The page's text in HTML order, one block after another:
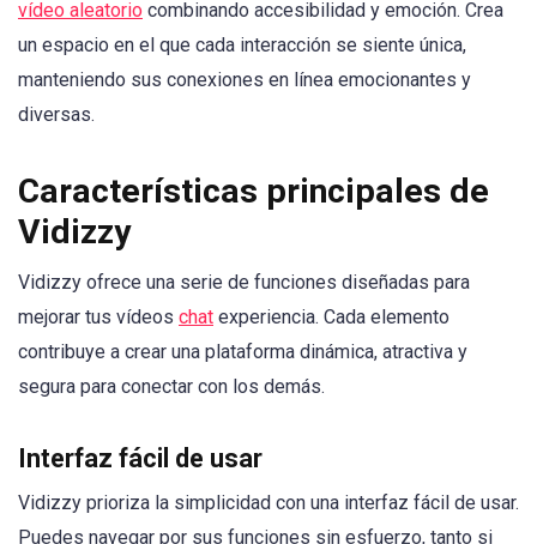
vídeo aleatorio combinando accesibilidad y emoción. Crea
un espacio en el que cada interacción se siente única,
manteniendo sus conexiones en línea emocionantes y
diversas.
Características principales de
Vidizzy
Vidizzy ofrece una serie de funciones diseñadas para
mejorar tus vídeos chat experiencia. Cada elemento
contribuye a crear una plataforma dinámica, atractiva y
segura para conectar con los demás.
Interfaz fácil de usar
Vidizzy prioriza la simplicidad con una interfaz fácil de usar.
Puedes navegar por sus funciones sin esfuerzo, tanto si